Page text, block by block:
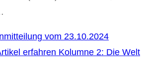
vom 23.10.2024